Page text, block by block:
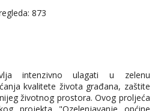
873
intenzivno ulagati u zelenu
kvalitete života građana, zaštite
životnog prostora. Ovog proljeća